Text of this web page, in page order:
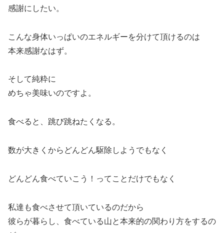
感謝にしたい。
こんな身体いっぱいのエネルギーを分けて頂けるのは
本来感謝なはず。
そして純粋に
めちゃ美味いのですよ。
食べると、跳び跳ねたくなる。
数が大きくからどんどん駆除しようでもなく
どんどん食べていこう！ってことだけでもなく
私達も食べさせて頂いているのだから
彼らが暮らし、食べている山と本来的の関わり方をするの